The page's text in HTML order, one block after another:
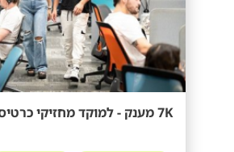
7K מענק - למוקד מחזיקי כרטיס בצפון!